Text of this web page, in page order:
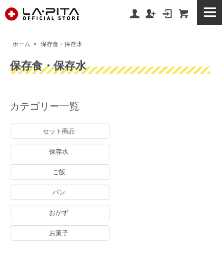
ホーム > 保存食・保存水
保存食・保存水
カテゴリー一覧
セット商品
保存水
ご飯
パン
おかず
お菓子